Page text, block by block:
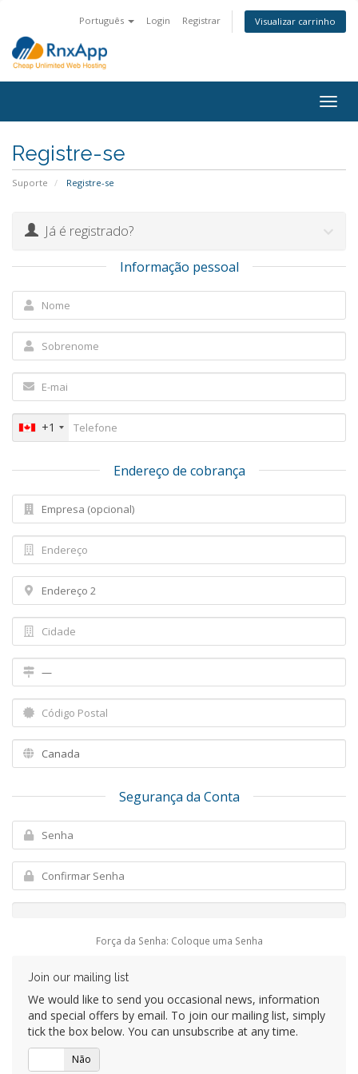
Português Login Registrar Visualizar carrinho
Registre-se
Suporte Registre-se
Já é registrado?
Informação pessoal
+1
Endereço de cobrança
Segurança da Conta
Força da Senha: Coloque uma Senha
Join our mailing list
We would like to send you occasional news, information
and special offers by email. To join our mailing list, simply
tick the box below. You can unsubscribe at any time.
Não